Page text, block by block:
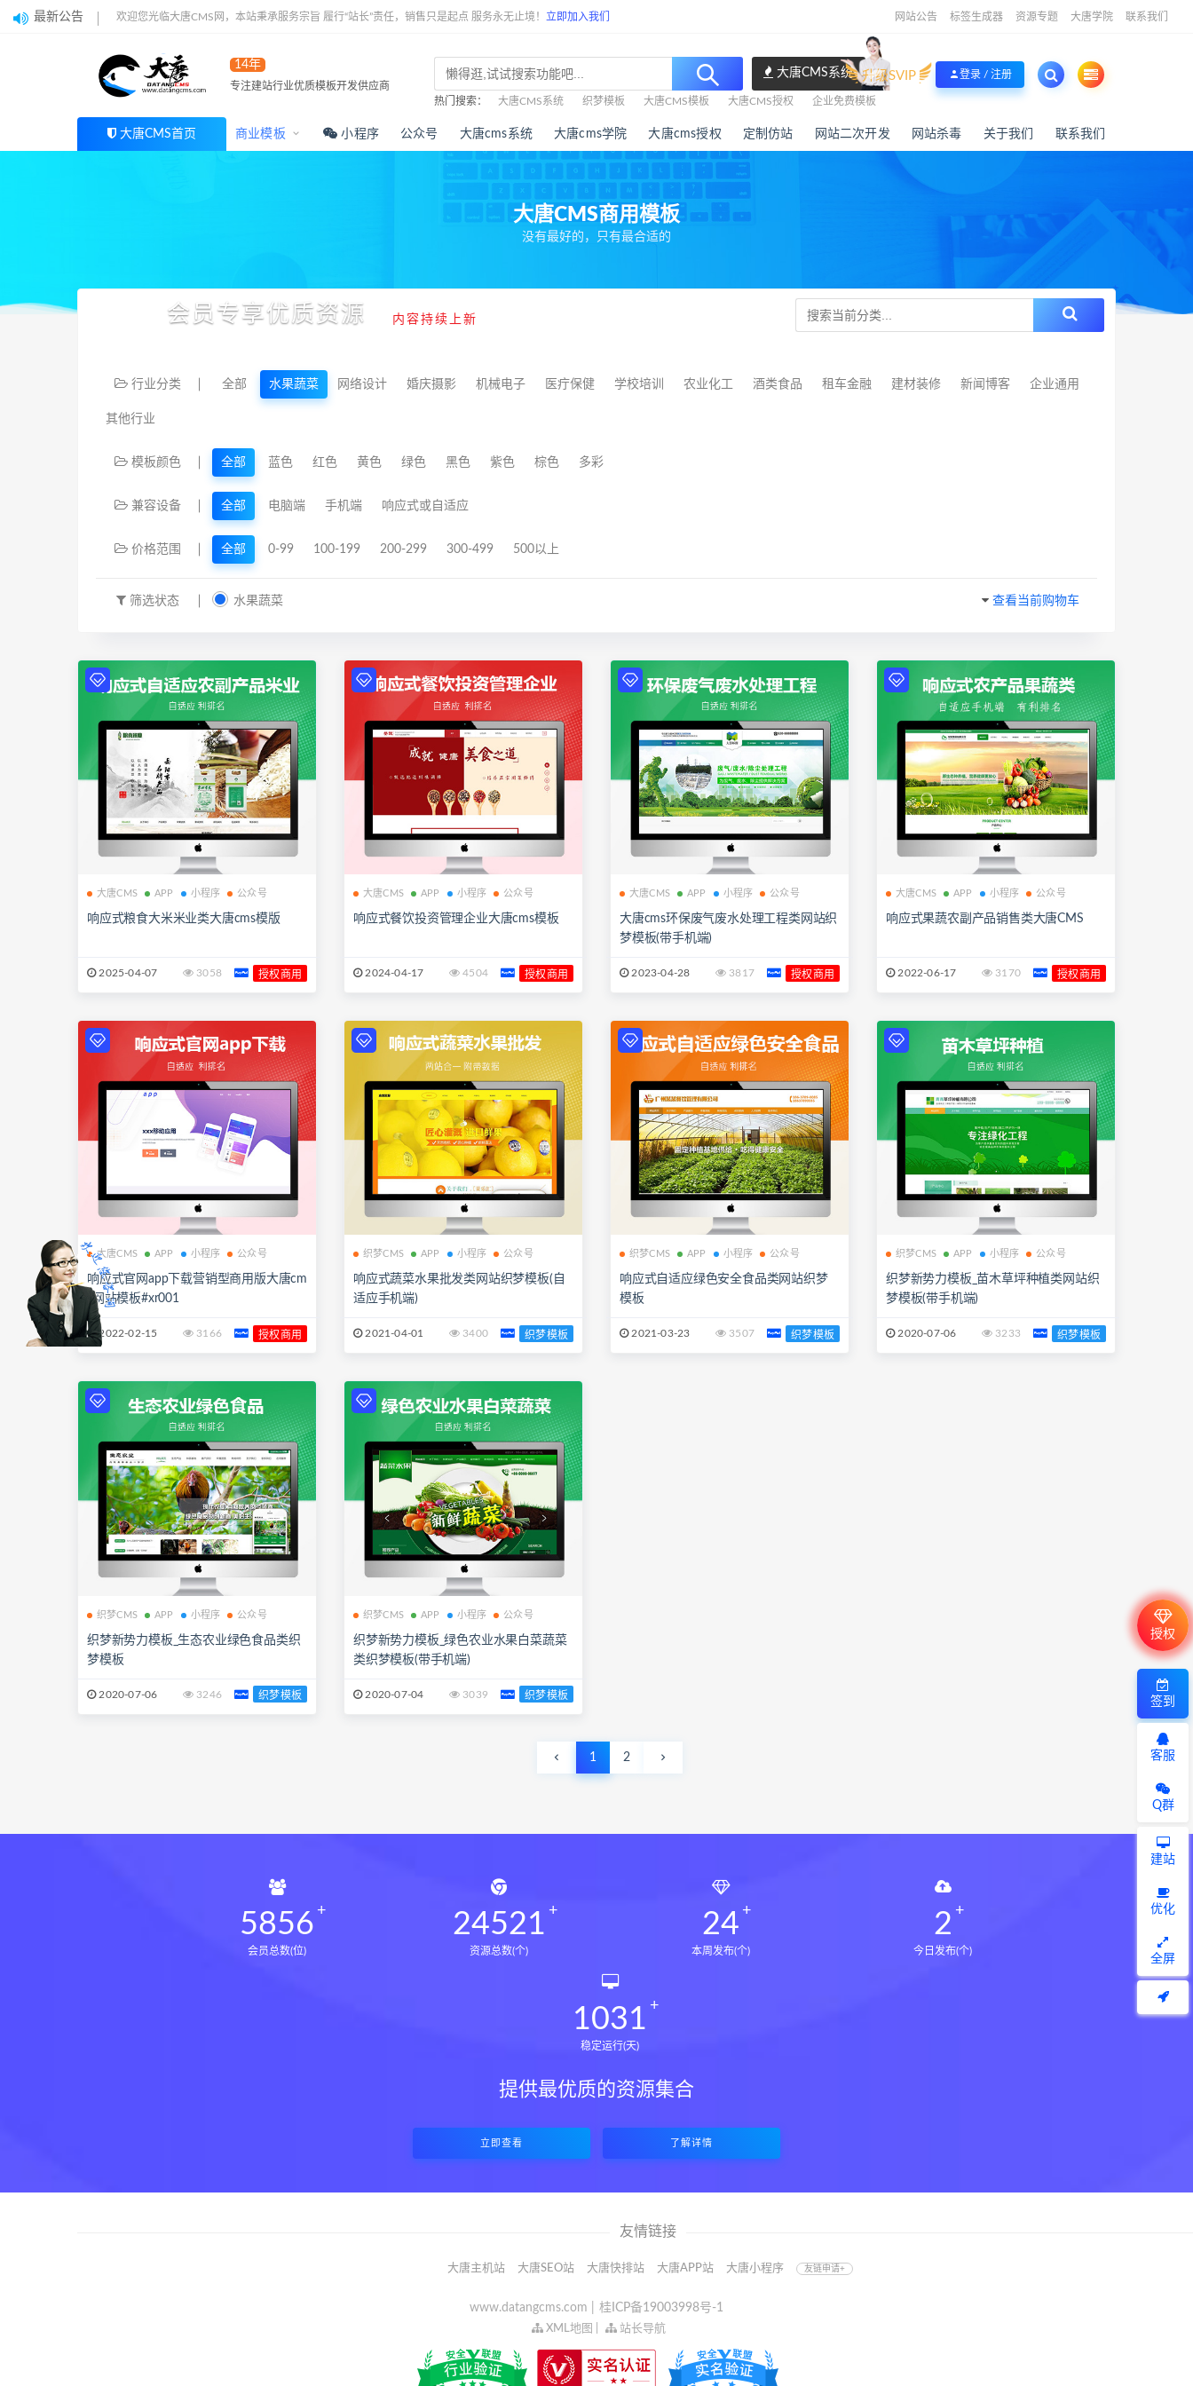
最新公告 欢迎您光临大唐CMS网，本站秉承服务宗旨 履行“站长”责任，销售只是起点 服务永无止境！ 立即加入我们 网站公告 标签生成器 资源专题 大唐学院 联系我们
14年
专注建站行业优质模板开发供应商
热门搜索：
大唐CMS系统 织梦模板 大唐CMS模板 大唐CMS授权 企业免费模板
大唐CMS系统 升级SVIP 登录 / 注册
大唐CMS首页 商业模板 小程序 公众号 大唐cms系统 大唐cms学院 大唐cms授权 定制仿站 网站二次开发 网站杀毒 关于我们 联系我们
大唐CMS商用模板
没有最好的，只有最合适的
会员专享优质资源 内容持续上新
行业分类 全部 水果蔬菜 网络设计 婚庆摄影 机械电子 医疔保健 学校培训 农业化工 酒类食品 租车金融 建材装修 新闻博客 企业通用
其他行业
模板颜色 全部 蓝色 红色 黄色 绿色 黑色 紫色 棕色 多彩
兼容设备 全部 电脑端 手机端 响应式或自适应
价格范围 全部 0-99 100-199 200-299 300-499 500以上
筛选状态 水果蔬菜 查看当前购物车
大唐CMS APP 小程序 公众号
响应式粮食大米米业类大唐cms模版
2025-04-07 3058 授权商用
大唐CMS APP 小程序 公众号
响应式餐饮投资管理企业大唐cms模板
2024-04-17 4504 授权商用
大唐CMS APP 小程序 公众号
大唐cms环保废气废水处理工程类网站织
梦模板(带手机端)
2023-04-28 3817 授权商用
大唐CMS APP 小程序 公众号
响应式果蔬农副产品销售类大唐CMS
2022-06-17 3170 授权商用
大唐CMS APP 小程序 公众号
响应式官网app下载营销型商用版大唐cm
s网站模板#xr001
2022-02-15 3166 授权商用
织梦CMS APP 小程序 公众号
响应式蔬菜水果批发类网站织梦模板(自
适应手机端)
2021-04-01 3400 织梦模板
织梦CMS APP 小程序 公众号
响应式自适应绿色安全食品类网站织梦
模板
2021-03-23 3507 织梦模板
织梦CMS APP 小程序 公众号
织梦新势力模板_苗木草坪种植类网站织
梦模板(带手机端)
2020-07-06 3233 织梦模板
织梦CMS APP 小程序 公众号
织梦新势力模板_生态农业绿色食品类织
梦模板
2020-07-06 3246 织梦模板
织梦CMS APP 小程序 公众号
织梦新势力模板_绿色农业水果白菜蔬菜
类织梦模板(带手机端)
2020-07-04 3039 织梦模板
1 2
5856
会员总数(位)
24521
资源总数(个)
24
本周发布(个)
2
今日发布(个)
1031
稳定运行(天)
提供最优质的资源集合
立即查看 了解详情
友情链接
大唐主机站 大唐SEO站 大唐快排站 大唐APP站 大唐小程序 友链申请+
www.datangcms.com | 桂ICP备19003998号-1
XML地图 站长导航
授权
签到
客服
Q群
建站
优化
全屏